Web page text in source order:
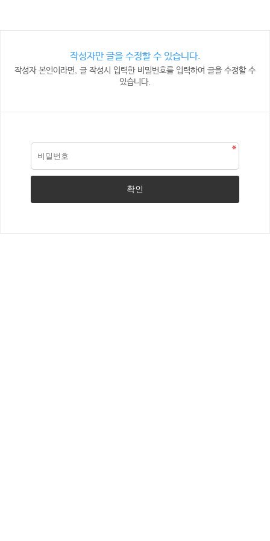
작성자만 글을 수정할 수 있습니다.
작성자 본인이라면, 글 작성시 입력한 비밀번호를 입력하여 글을 수정할 수
있습니다.